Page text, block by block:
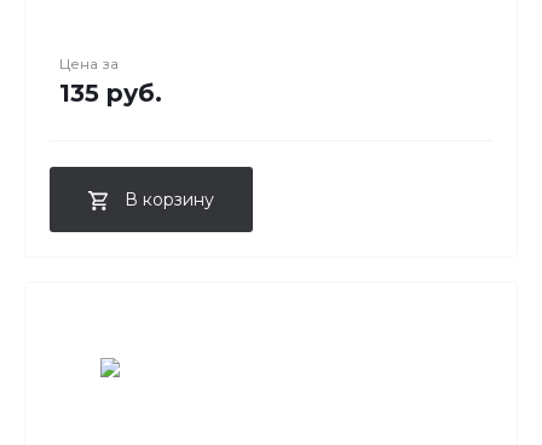
Цена за
135 руб.
В корзину